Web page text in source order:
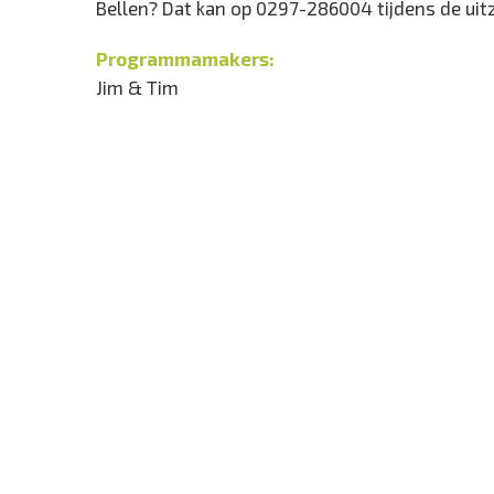
Bellen? Dat kan op 0297-286004 tijdens de
Programmamakers:
Jim & Tim